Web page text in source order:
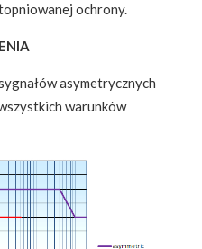
ochrony.
asymetrycznych
warunków